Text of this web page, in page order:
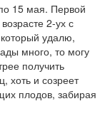
15 мая. Первой
2-ух с
удалю,
много, то могу
получить
хоть и созреет
плодов, забирая